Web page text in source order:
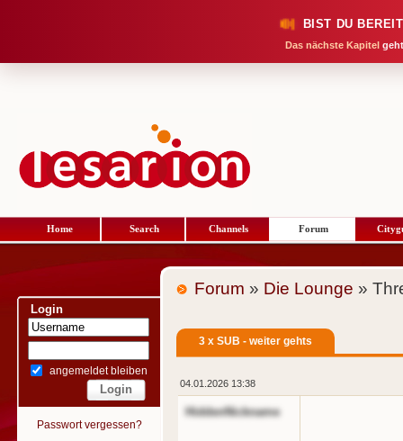
BIST DU
Das nächste Kapitel
Home Search Channels Forum
Login
angemeldet bleiben
Passwort vergessen?
Forum » Die Lounge »
3 x SUB - weiter gehts
04.01.2026 13:38
HiddenNickname